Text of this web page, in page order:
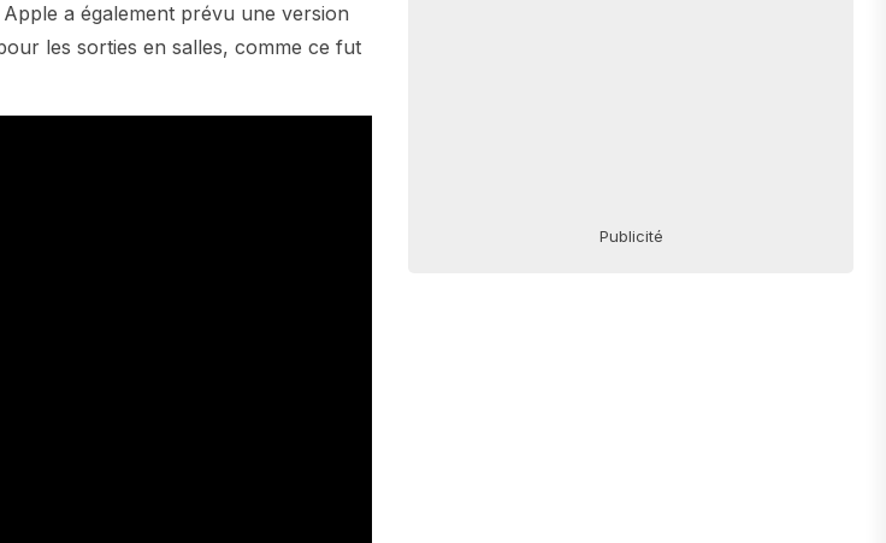
a également prévu une version
les sorties en salles, comme ce fut
Publicité